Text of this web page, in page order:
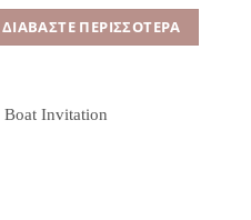
ΔΙΑΒΆΣΤΕ ΠΕΡΙΣΣΌΤΕΡΑ